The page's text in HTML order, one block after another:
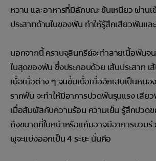
หวาน และอาหารที่มีลักษณะข้นเหนียว ผ่านเ
ประสาทด้านในของฟัน ทำให้รู้สึกเสียวฟันแ
นอกจากนี้ คราบจุลินทรีย์จะทำลายเนื้อฟันจ
ในสุดของฟัน ซึ่งประกอบด้วย เส้นประสาท เ
เนื้อเยื่อต่าง ๆ จนชั้นเนื้อเยื่ออักเสบเป็นหน
รากฟัน จะทำให้มีอาการปวดฟันรุนแรง เสีย
เมื่อสัมผัสกับความร้อน ความเย็น รู้สึกปวด
ถึงขนาดที่ใบหน้าหรือแก้มอาจมีอาการบวม
ผุจะแบ่งออกเป็น 4 ระยะ นั่นคือ